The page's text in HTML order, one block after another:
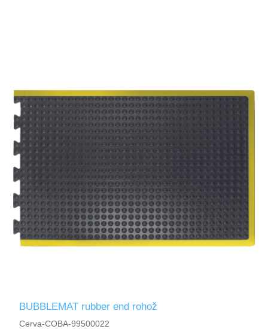
BUBBLEMAT rubber end rohož
Cerva-COBA-99500022